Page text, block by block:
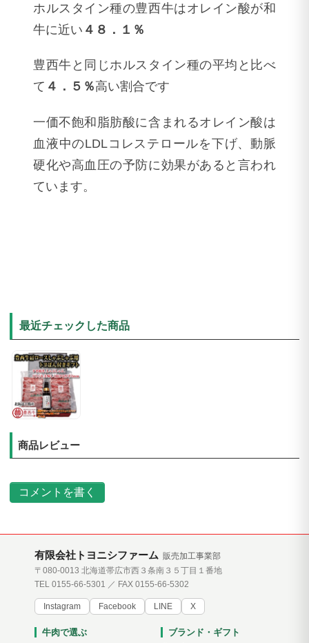
ホルスタイン種の豊西牛はオレイン酸が和
牛に近い ４８．１％
豊西牛と同じホルスタイン種の平均と比べ
て ４．５％高い割合です
一価不飽和脂肪酸に含まれるオレイン酸は
血液中のLDLコレステロールを下げ、動脈
硬化や高血圧の予防に効果があると言われ
ています。
最近チェックした商品
商品レビュー
コメントを書く
有限会社トヨニシファーム 販売加工事業部
〒080-0013 北海道帯広市西３条南３５丁目１番地
TEL 0155-66-5301 ／ FAX 0155-66-5302
Instagram Facebook LINE X
牛肉で選ぶ ブランド・ギフト